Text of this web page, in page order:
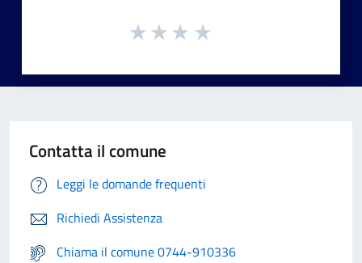
Contatta il comune
Leggi le domande frequenti
Richiedi Assistenza
Chiama il comune 0744-910336